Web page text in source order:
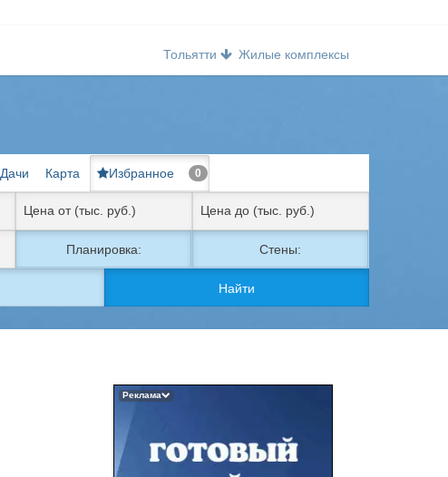
Тольятти Жилые комплексы
Дачи Карта Избранное 0
Планировка: Стены:
Найти
Реклама